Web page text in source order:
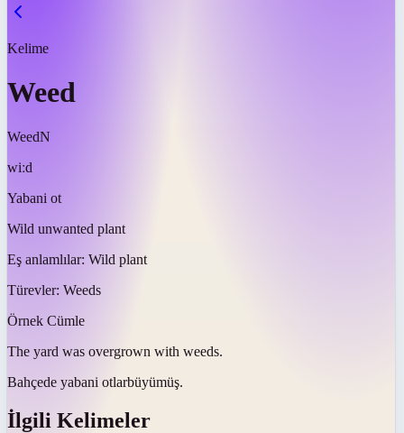
Kelime
Weed
WeedN
wiːd
Yabani ot
Wild unwanted plant
Eş anlamlılar: Wild plant
Türevler: Weeds
Örnek Cümle
The yard was overgrown with weeds.
Bahçede yabani otlarbüyümüş.
İlgili Kelimeler